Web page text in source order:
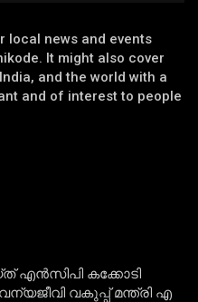
local news and events
It might also cover
and the world with a
and of interest to people
എന്‍സിപി കക്കോടി
വകുപ്പ് മന്ത്രി എ